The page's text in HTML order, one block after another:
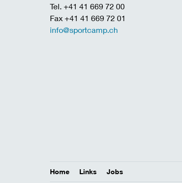
Tel. +41 41 669 72 00
Fax +41 41 669 72 01
info@sportcamp.ch
Home Links Jobs